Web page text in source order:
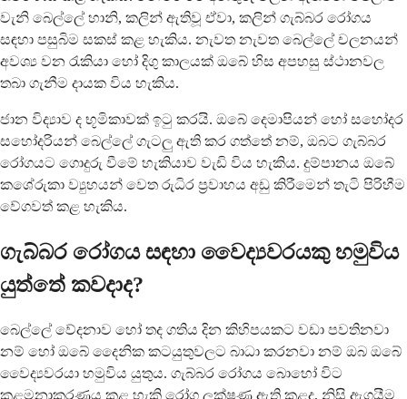
වැනි බෙල්ලේ හානි, කලින් ඇතිවූ ඒවා, කලින් ගැබ්බර රෝගය
සඳහා පසුබිම සකස් කළ හැකිය. නැවත නැවත බෙල්ලේ චලනයන්
අවශ්‍ය වන රැකියා හෝ දිගු කාලයක් ඔබේ හිස අපහසු ස්ථානවල
තබා ගැනීම දායක විය හැකිය.
ජාන විද්‍යාව ද භූමිකාවක් ඉටු කරයි. ඔබේ දෙමාපියන් හෝ සහෝදර
සහෝදරියන් බෙල්ලේ ගැටලු ඇති කර ගත්තේ නම්, ඔබට ගැබ්බර
රෝගයට ගොදුරු වීමේ හැකියාව වැඩි විය හැකිය. දුම්පානය ඔබේ
කශේරුකා ව්‍යුහයන් වෙත රුධිර ප්‍රවාහය අඩු කිරීමෙන් තැටි පිරිහීම
වේගවත් කළ හැකිය.
ගැබ්බර රෝගය සඳහා වෛද්‍යවරයකු හමුවිය
යුත්තේ කවදාද?
බෙල්ලේ වේදනාව හෝ තද ගතිය දින කිහිපයකට වඩා පවතිනවා
නම් හෝ ඔබේ දෛනික කටයුතුවලට බාධා කරනවා නම් ඔබ ඔබේ
වෛද්‍යවරයා හමුවිය යුතුය. ගැබ්බර රෝගය බොහෝ විට
කළමනාකරණය කළ හැකි රෝග ලක්ෂණ ඇති කළද, නිසි ඇගයීම